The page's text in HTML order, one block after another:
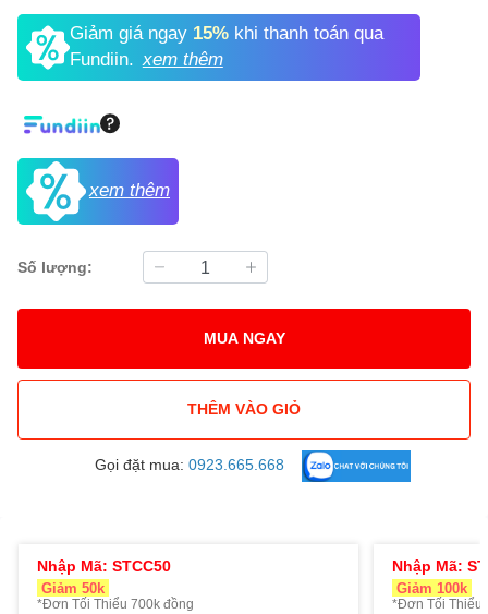
Giảm giá ngay 15%khi thanh toán qua
Fundiin. xem thêm
xem thêm
Số lượng:
MUA NGAY
THÊM VÀO GIỎ
Gọi đặt mua: 0923.665.668
Nhập Mã: STCC50
Giảm 50k
*Đơn Tối Thiểu 700k đồng
Nhập Mã:
Giảm 100k
*Đơn Tối Thiểu